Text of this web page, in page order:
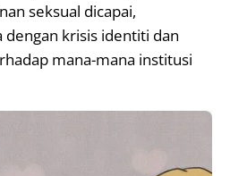
seksual dicapai,
dengan krisis identiti dan
mana-mana institusi